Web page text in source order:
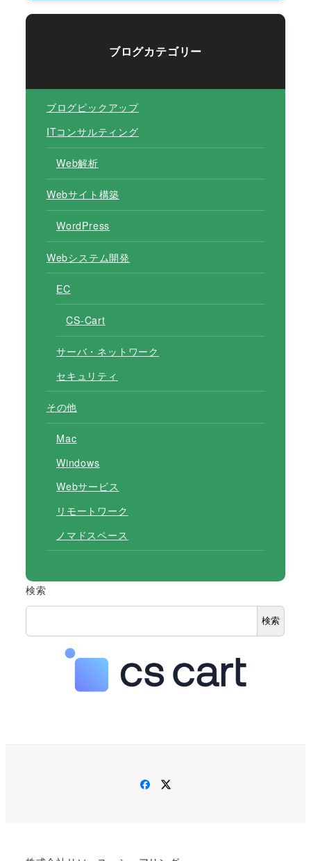
ブログカテゴリー
ブログピックアップ
ITコンサルティング
Web解析
Webサイト構築
WordPress
Webシステム開発
EC
CS-Cart
サーバ・ネットワーク
セキュリティ
その他
Mac
Windows
Webサービス
リモートワーク
ノマドスペース
検索
検索
Facebook